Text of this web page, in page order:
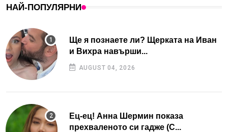
НАЙ-ПОПУЛЯРНИ
Ще я познаете ли? Щерката на Иван
и Вихра навърши...
AUGUST 04, 2026
Ец-ец! Анна Шермин показа
прехваленото си гадже (С...